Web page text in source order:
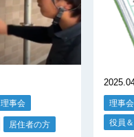
理事会
居住者の方
理事会
役員